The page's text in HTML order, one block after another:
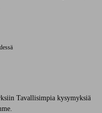
Tavallisimpia kysymyksiä